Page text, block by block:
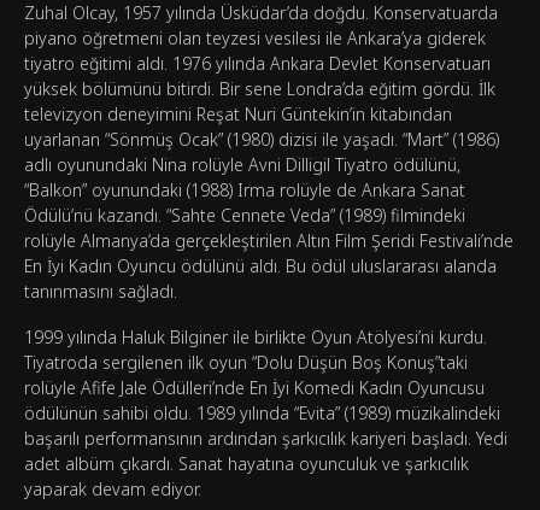
Zuhal Olcay, 1957 yılında Üsküdar’da doğdu. Konservatuarda
piyano öğretmeni olan teyzesi vesilesi ile Ankara’ya giderek
tiyatro eğitimi aldı. 1976 yılında Ankara Devlet Konservatuarı
yüksek bölümünü bitirdi. Bir sene Londra’da eğitim gördü. İlk
televizyon deneyimini Reşat Nuri Güntekin’in kitabından
uyarlanan “Sönmüş Ocak” (1980) dizisi ile yaşadı. “Mart” (1986)
adlı oyunundaki Nina rolüyle Avni Dilligil Tiyatro ödülünü,
“Balkon” oyunundaki (1988) Irma rolüyle de Ankara Sanat
Ödülü’nü kazandı. “Sahte Cennete Veda” (1989) filmindeki
rolüyle Almanya’da gerçekleştirilen Altın Film Şeridi Festivali’nde
En İyi Kadın Oyuncu ödülünü aldı. Bu ödül uluslararası alanda
tanınmasını sağladı.
1999 yılında Haluk Bilginer ile birlikte Oyun Atölyesi’ni kurdu.
Tiyatroda sergilenen ilk oyun “Dolu Düşün Boş Konuş”taki
rolüyle Afife Jale Ödülleri’nde En İyi Komedi Kadın Oyuncusu
ödülünün sahibi oldu. 1989 yılında “Evita” (1989) müzikalindeki
başarılı performansının ardından şarkıcılık kariyeri başladı. Yedi
adet albüm çıkardı. Sanat hayatına oyunculuk ve şarkıcılık
yaparak devam ediyor.